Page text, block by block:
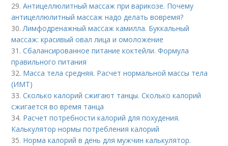
29.Антицеллюлитный массаж при варикозе. Почему
антицеллюлитный массаж надо делать вовремя?
30.Лимфодренажный массаж камилла. Буккальный
массаж: красивый овал лица и омоложение
31.Сбалансированное питание коктейли. Формула
правильного питания
32. Масса тела средняя. Расчет нормальной массы тела
(ИМТ)
33.Сколько калорий сжигают танцы. Сколько калорий
сжигается во время танца
34. Расчет потребности калорий для похудения.
Калькулятор нормы потребления калорий
35. Норма калорий в день для мужчин калькулятор.